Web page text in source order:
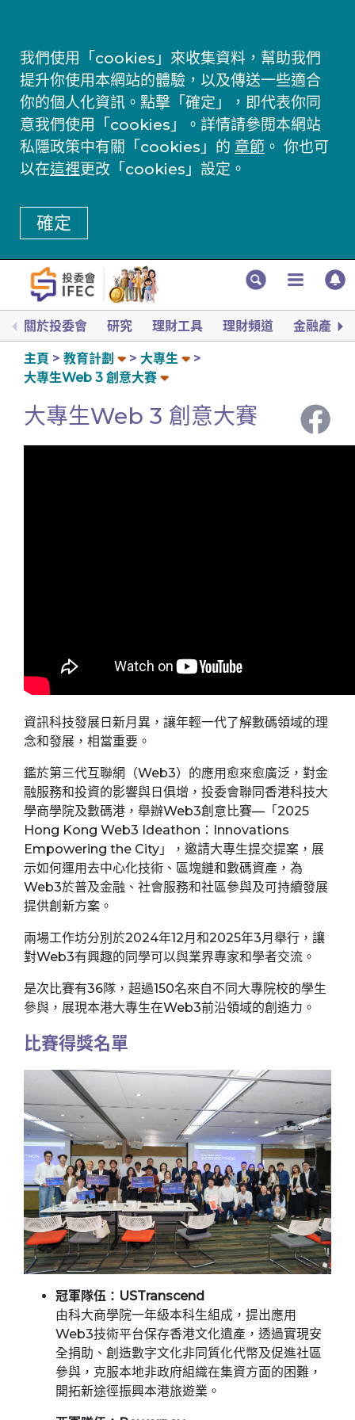
我們使用「cookies」來收集資料，幫助我們
提升你使用本網站的體驗，以及傳送一些適合
你的個人化資訊。點擊「確定」，即代表你同
意我們使用「cookies」。詳情請參閱本網站
私隱政策中有關「cookies」的 章節 。 你也可
以在這裡更改「cookies」設定。
確定
關於投委會 研究 理財工具 理財頻道 金融產品
主頁 教育計劃
大專生
大專生Web 3 創意大賽
大專生Web 3 創意大賽
資訊科技發展日新月異，讓年輕一代了解數碼領域的理
念和發展，相當重要。
鑑於第三代互聯網（Web3）的應用愈來愈廣泛，對金
融服務和投資的影響與日俱增，投委會聯同香港科技大
學商學院及數碼港，舉辦Web3創意比賽—「2025
Hong Kong Web3 Ideathon：Innovations
Empowering the City」，邀請大專生提交提案，展
示如何運用去中心化技術、區塊鏈和數碼資產，為
Web3於普及金融、社會服務和社區參與及可持續發展
提供創新方案。
兩場工作坊分別於2024年12月和2025年3月舉行，讓
對Web3有興趣的同學可以與業界專家和學者交流。
是次比賽有36隊，超過150名來自不同大專院校的學生
參與，展現本港大專生在Web3前沿領域的創造力。
比賽得獎名單
冠軍隊伍：USTranscend
由科大商學院一年級本科生組成，提出應用
Web3技術平台保存香港文化遺產，透過實現安
全捐助、創造數字文化非同質化代幣及促進社區
參與，克服本地非政府組織在集資方面的困難，
開拓新途徑振興本港旅遊業。